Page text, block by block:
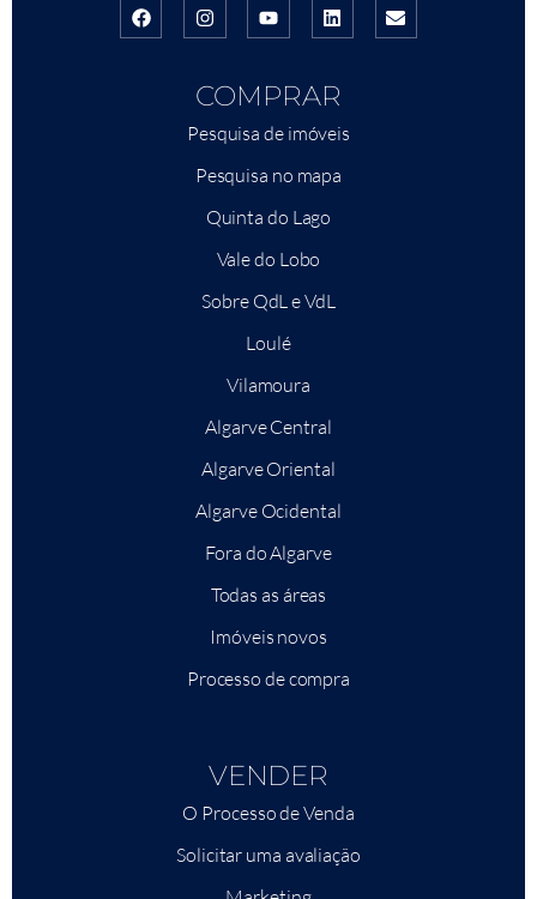
COMPRAR
Pesquisa de imóveis
Pesquisa no mapa
Quinta do Lago
Vale do Lobo
Sobre QdL e VdL
Loulé
Vilamoura
Algarve Central
Algarve Oriental
Algarve Ocidental
Fora do Algarve
Todas as áreas
Imóveis novos
Processo de compra
VENDER
O Processo de Venda
Solicitar uma avaliação